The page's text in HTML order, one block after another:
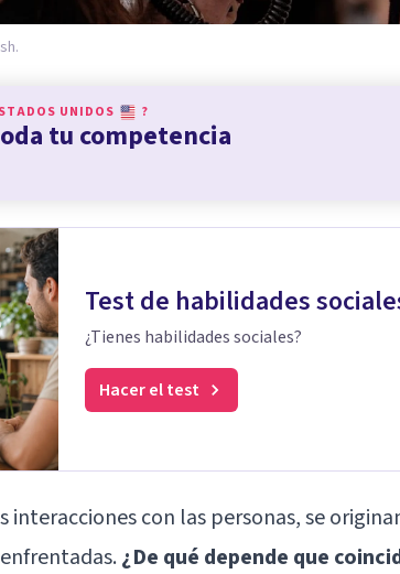
UNIDOS ?
tu competencia
Test de habilidades
¿Tienes habilidades sociales?
Hacer el test
interacciones con las personas, se
¿De qué depende que